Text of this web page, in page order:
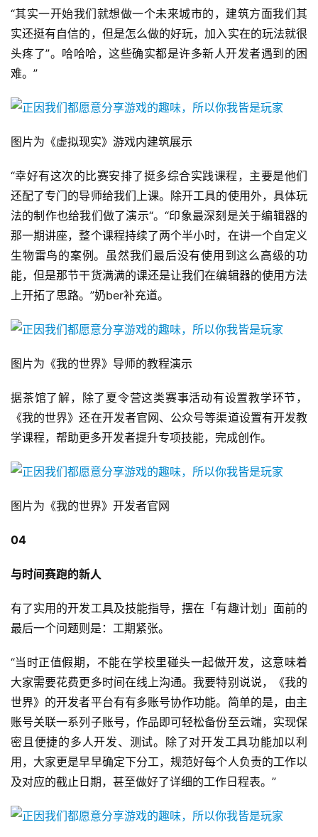
单
机
游
戏
闲
戏
2
0
2
5
第
十
届
茶
7
月
3
游
茶
对
会
上
海
中
“其实一开始我们就想做一个未来城市的，建筑方面我们其
实还挺有自信的，但是怎么做的好玩，加入实在的玩法就很
头疼了”。哈哈哈，这些确实都是许多新人开发者遇到的困
难。”
图片为《虚拟现实》游戏内建筑展示
“幸好有这次的比赛安排了挺多综合实践课程，主要是他们
还配了专门的导师给我们上课。除开工具的使用外，具体玩
法的制作也给我们做了演示“。“印象最深刻是关于编辑器的
那一期讲座，整个课程持续了两个半小时，在讲一个自定义
生物雷鸟的案例。虽然我们最后没有使用到这么高级的功
能，但是那节干货满满的课还是让我们在编辑器的使用方法
上开拓了思路。”奶ber补充道。
图片为《我的世界》导师的教程演示
据茶馆了解，除了夏令营这类赛事活动有设置教学环节，
《我的世界》还在开发者官网、公众号等渠道设置有开发教
学课程，帮助更多开发者提升专项技能，完成创作。
图片为《我的世界》开发者官网
04
与时间赛跑的新人
有了实用的开发工具及技能指导，摆在「有趣计划」面前的
最后一个问题则是：工期紧张。
“当时正值假期，不能在学校里碰头一起做开发，这意味着
大家需要花费更多时间在线上沟通。我要特别说说，《我的
世界》的开发者平台有有多账号协作功能。简单的是，由主
账号关联一系列子账号，作品即可轻松备份至云端，实现保
密且便捷的多人开发、测试。除了对开发工具功能加以利
用，大家更是早早确定下分工，规范好每个人负责的工作以
及对应的截止日期，甚至做好了详细的工作日程表。”